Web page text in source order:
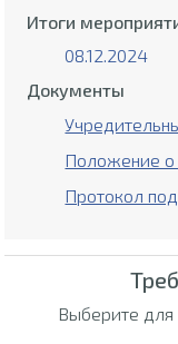
Итоги
08.12.2024
Документы
Положение о
Протокол
Выберите для